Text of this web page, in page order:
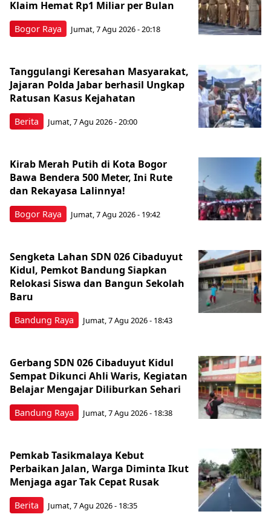
Bogor Raya
Klaim Hemat Rp1 Miliar per Bulan
Jumat, 7 Agu 2026 - 20:18
Berita
Tanggulangi Keresahan Masyarakat,
Jajaran Polda Jabar berhasil Ungkap
Ratusan Kasus Kejahatan
Jumat, 7 Agu 2026 - 20:00
Bogor Raya
Kirab Merah Putih di Kota Bogor
Bawa Bendera 500 Meter, Ini Rute
dan Rekayasa Lalinnya!
Jumat, 7 Agu 2026 - 19:42
Bandung Raya
Sengketa Lahan SDN 026 Cibaduyut
Kidul, Pemkot Bandung Siapkan
Relokasi Siswa dan Bangun Sekolah
Baru
Jumat, 7 Agu 2026 - 18:43
Bandung Raya
Gerbang SDN 026 Cibaduyut Kidul
Sempat Dikunci Ahli Waris, Kegiatan
Belajar Mengajar Diliburkan Sehari
Jumat, 7 Agu 2026 - 18:38
Berita
Pemkab Tasikmalaya Kebut
Perbaikan Jalan, Warga Diminta Ikut
Menjaga agar Tak Cepat Rusak
Jumat, 7 Agu 2026 - 18:35